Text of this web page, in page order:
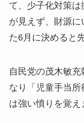
て、少子化対策
が見えず、財源
た6月に決めると
自民党の茂木敏
なり「児童手当
は強い憤りを覚え